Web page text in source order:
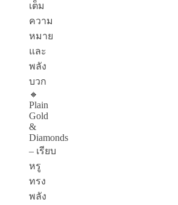
เต็ม
ความ
หมาย
และ
พลัง
บวก
🔸
Plain
Gold
&
Diamonds
– เรียบ
หรู
ทรง
พลัง